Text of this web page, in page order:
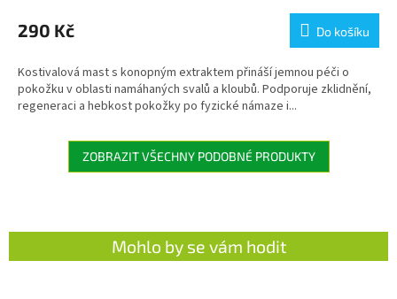
Mohlo by se vám hodit
290 Kč Do košíku
Kostivalová mast s konopným extraktem přináší jemnou péči o
pokožku v oblasti namáhaných svalů a kloubů. Podporuje zklidnění,
regeneraci a hebkost pokožky po fyzické námaze i...
ZOBRAZIT VŠECHNY PODOBNÉ PRODUKTY